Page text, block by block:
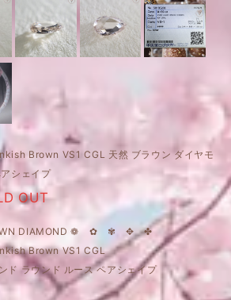
Brown VS1 CGL 天然 ブラウン ダイヤモ
シェイプ
OUT
DIAMOND ❁ ✿ ✾ ✥ ✤
Brown VS1 CGL
ド ラウンド ルース ペアシェイプ